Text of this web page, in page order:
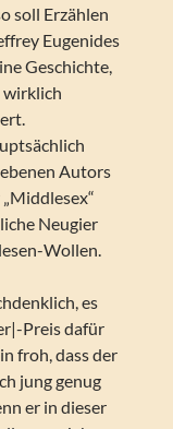
soll Erzählen
Eugenides
Geschichte,
wirklich
Autors
Neugier
Wollen.
es
Preis dafür
froh, dass der
jung genug
er in dieser